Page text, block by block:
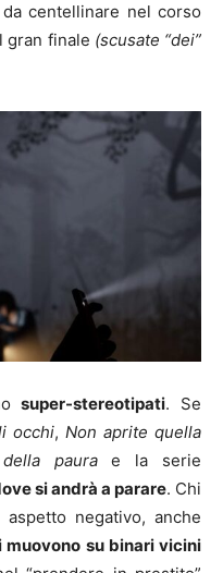
centellinare nel corso
gran finale (scusate “dei”
super-stereotipati. Se
occhi, Non aprite quella
della paurae la serie
si andrà a parare. Chi
negativo, anche
muovono su binari vicini